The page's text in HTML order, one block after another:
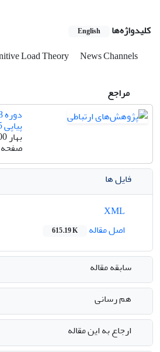
کلیدواژه‌ها English
Load Theory
News Channels
مراجع
پیاپی 105
بهار 1400
صفحه
فایل ها
اصل مقاله
615.19 K
سابقه مقاله
هم رسانی
ارجاع به این مقاله